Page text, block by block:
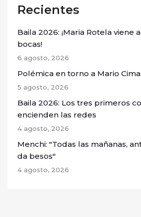
Recientes
Baila 2026: ¡Maria Rotela viene
bocas!
6 agosto, 2026
Polémica en torno a Mario
5 agosto, 2026
Baila 2026: Los tres primeros
encienden las redes
4 agosto, 2026
Menchi: "Todas las mañanas,
da besos"
4 agosto, 2026